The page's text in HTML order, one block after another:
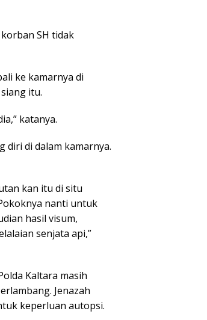
SH tidak
ke kamarnya di
itu.
katanya.
diri di dalam kamarnya.
kan itu di situ
nanti untuk
hasil visum,
senjata api,”
Kaltara masih
Jenazah
keperluan autopsi.